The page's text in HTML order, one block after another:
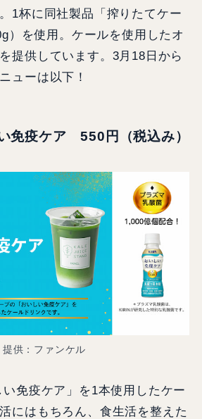
1杯に同社製品「搾りたてケー
）を使用。ケールを使用したオ
提供しています。3月18日から
ューは以下！
免疫ケア 550円（税込み）
提供：ファンケル
免疫ケア」を1本使用したケー
にはもちろん、食生活を整えた